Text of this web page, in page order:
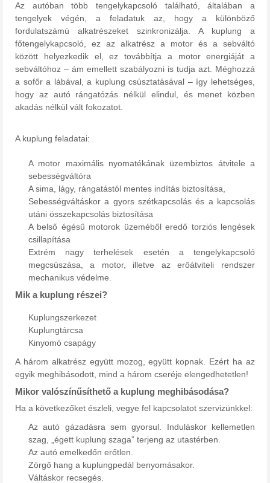
Az autóban több tengelykapcsoló található, általában a
tengelyek végén, a feladatuk az, hogy a különböző
fordulatszámú alkatrészeket szinkronizálja. A kuplung a
főtengelykapcsoló, ez az alkatrész a motor és a sebváltó
között helyezkedik el, ez továbbítja a motor energiáját a
sebváltóhoz – ám emellett szabályozni is tudja azt. Méghozzá
a sofőr a lábával, a kuplung csúsztatásával – így lehetséges,
hogy az autó rángatózás nélkül elindul, és menet közben
akadás nélkül vált fokozatot.
A kuplung feladatai:
A motor maximális nyomatékának üzembiztos átvitele a
sebességváltóra
A sima, lágy, rángatástól mentes indítás biztosítása,
Sebességváltáskor a gyors szétkapcsolás és a kapcsolás
utáni összekapcsolás biztosítása
A belső égésű motorok üzeméből eredő torziós lengések
csillapítása
Extrém nagy terhelések esetén a tengelykapcsoló
megcsúszása, a motor, illetve az erőátviteli rendszer
mechanikus védelme.
Mik a kuplung részei?
Kuplungszerkezet
Kuplungtárcsa
Kinyomó csapágy
A három alkatrész együtt mozog, együtt kopnak. Ezért ha az
egyik meghibásodott, mind a három cseréje elengedhetetlen!
Mikor valószínűsíthető a kuplung meghibásodása?
Ha a következőket észleli, vegye fel kapcsolatot szervizünkkel:
Az autó gázadásra sem gyorsul. Induláskor kellemetlen
szag, „égett kuplung szaga” terjeng az utastérben.
Az autó emelkedőn erőtlen.
Zörgő hang a kuplungpedál benyomásakor.
Váltáskor recsegés.